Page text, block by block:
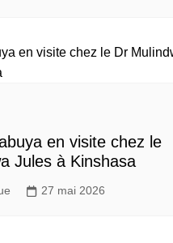
en visite chez le
Jules à Kinshasa
27 mai 2026